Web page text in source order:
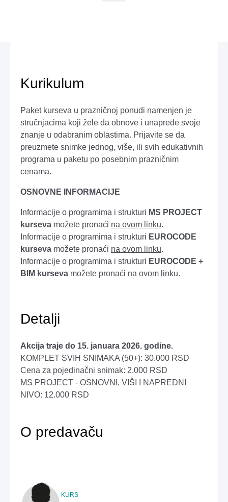
Kurikulum
Paket kurseva u prazničnoj ponudi namenjen je
stručnjacima koji žele da obnove i unaprede svoje
znanje u odabranim oblastima. Prijavite se da
preuzmete snimke jednog, više, ili svih edukativnih
programa u paketu po posebnim prazničnim
cenama.
OSNOVNE INFORMACIJE
Informacije o programima i strukturi MS PROJECT
kurseva možete pronaći na ovom linku.
Informacije o programima i strukturi EUROCODE
kurseva možete pronaći na ovom linku.
Informacije o programima i strukturi EUROCODE +
BIM kurseva možete pronaći na ovom linku.
Detalji
Akcija traje do 15. januara 2026. godine.
KOMPLET SVIH SNIMAKA (50+): 30.000 RSD
Cena za pojedinačni snimak: 2.000 RSD
MS PROJECT - OSNOVNI, VIŠI I NAPREDNI
NIVO: 12.000 RSD
O predavaču
KURS